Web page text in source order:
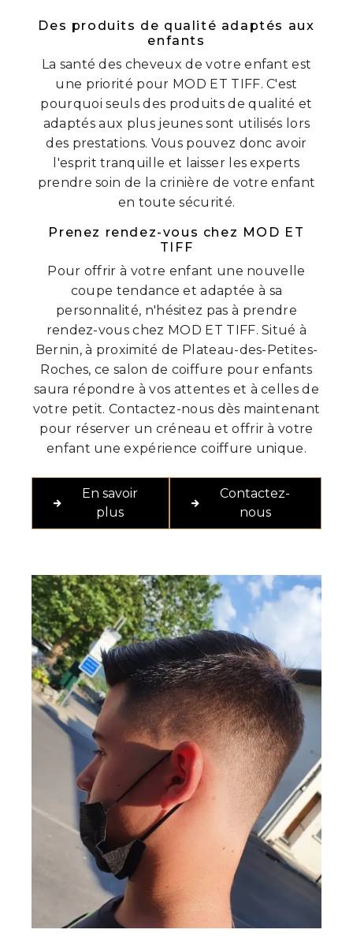
Des produits de qualité adaptés aux
enfants
La santé des cheveux de votre enfant est
une priorité pour MOD ET TIFF. C'est
pourquoi seuls des produits de qualité et
adaptés aux plus jeunes sont utilisés lors
des prestations. Vous pouvez donc avoir
l'esprit tranquille et laisser les experts
prendre soin de la crinière de votre enfant
en toute sécurité.
Prenez rendez-vous chez MOD ET
TIFF
Pour offrir à votre enfant une nouvelle
coupe tendance et adaptée à sa
personnalité, n'hésitez pas à prendre
rendez-vous chez MOD ET TIFF. Situé à
Bernin, à proximité de Plateau-des-Petites-
Roches, ce salon de coiffure pour enfants
saura répondre à vos attentes et à celles de
votre petit. Contactez-nous dès maintenant
pour réserver un créneau et offrir à votre
enfant une expérience coiffure unique.
En savoir
plus
Contactez-
nous